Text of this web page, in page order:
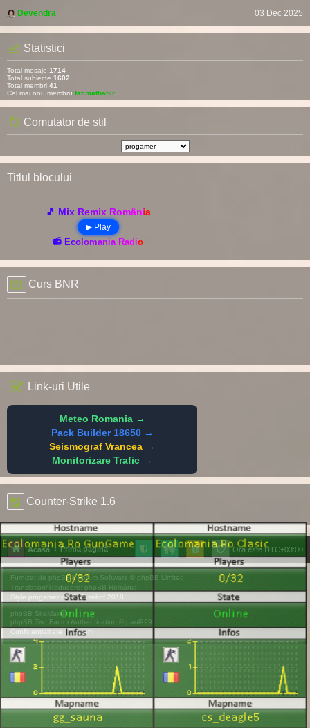
Devendra
03 Dec 2025
Statistici
Total mesaje 1714
Total subiecte 1602
Total membri 41
Cel mai nou membru fatimathahir
Comutator de stil
Titlul blocului
🎵 Mix Remix România
▶ Play
📻 Ecolomania Radio
Curs BNR
Link-uri Utile
Meteo Romania →
Pack Builder 18650 →
Seismograf Vrancea →
Monitorizare Trafic →
Counter-Strike 1.6
Acasă Prima pagină Ora este UTC+03:00
Furnizat de phpBB® Forum Software © phpBB Limited
Translation/Traducere: phpBB România
Style progamer de ©Mazeltof 2018
phpBB SiteMaker
phpBB Two Factor Authentication © paul999
Confidențialitate |Termeni